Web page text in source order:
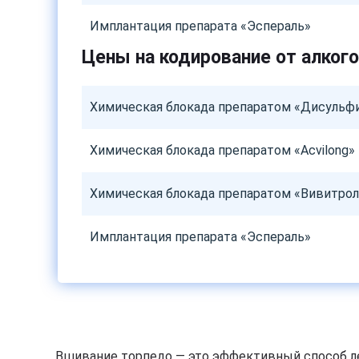
Имплантация препарата «Эспераль»
Цены на кодирование от
Химическая блокада препаратом
Химическая блокада препаратом «Acvilong»
Химическая блокада препаратом
Имплантация препарата «Эспераль»